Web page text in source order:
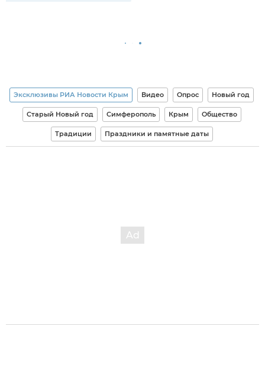
Эксклюзивы РИА Новости Крым Видео Опрос Новый год
Старый Новый год Симферополь Крым Общество
Традиции Праздники и памятные даты